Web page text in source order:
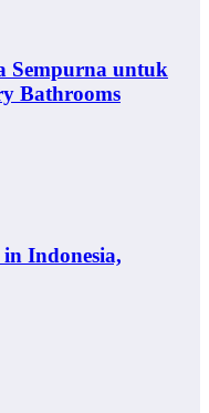
Sempurna untuk
Bathrooms
Indonesia,